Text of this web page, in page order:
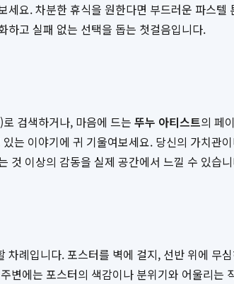
요. 차분한 휴식을 원한다면 부드러운 파스
하고 실패 없는 선택을 돕는 첫걸음입니다.
검색하거나, 마음에 드는 뚜누 아티스트의 페
는 이야기에 귀 기울여보세요. 당신의 가치관
것 이상의 감동을 실제 공간에서 느낄 수 있습
례입니다. 포스터를 벽에 걸지, 선반 위에 무
변에는 포스터의 색감이나 분위기와 어울리는